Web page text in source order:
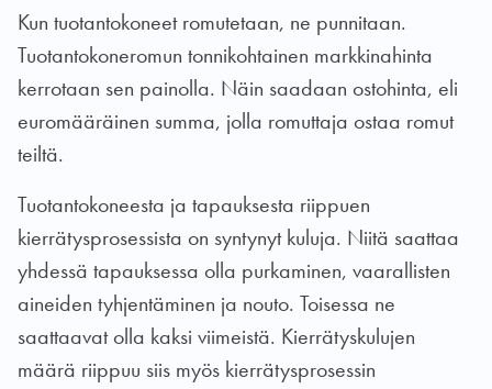
Kun tuotantokoneet romutetaan, ne punnitaan.
Tuotantokoneromun tonnikohtainen markkinahinta
kerrotaan sen painolla. Näin saadaan ostohinta, eli
euromääräinen summa, jolla romuttaja ostaa romut
teiltä.
Tuotantokoneesta ja tapauksesta riippuen
kierrätysprosessista on syntynyt kuluja. Niitä saattaa
yhdessä tapauksessa olla purkaminen, vaarallisten
aineiden tyhjentäminen ja nouto. Toisessa ne
saattaavat olla kaksi viimeistä. Kierrätyskulujen
määrä riippuu siis myös kierrätysprosessin